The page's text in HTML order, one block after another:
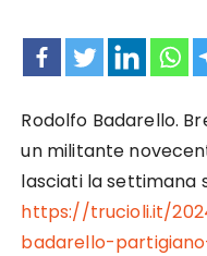
Rodolfo Badarello.
un militante
lasciati la settimana
https://trucioli.it/
badarello-